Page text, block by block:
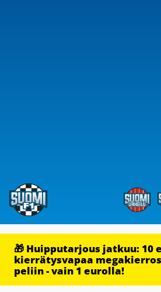
🎁 Huipputarjous jatkuu: 10
kierrätysvapaa
peliin - vain 1 eurolla!